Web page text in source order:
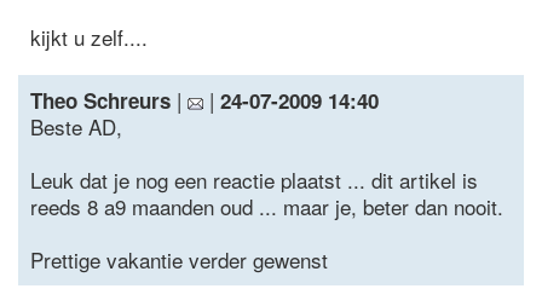
kijkt u zelf....
Theo Schreurs | | 24-07-2009 14:40
Beste AD,
Leuk dat je nog een reactie plaatst ... dit artikel is
reeds 8 a9 maanden oud ... maar je, beter dan nooit.
Prettige vakantie verder gewenst